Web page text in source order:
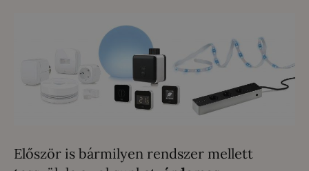
Először is bármilyen rendszer mellett